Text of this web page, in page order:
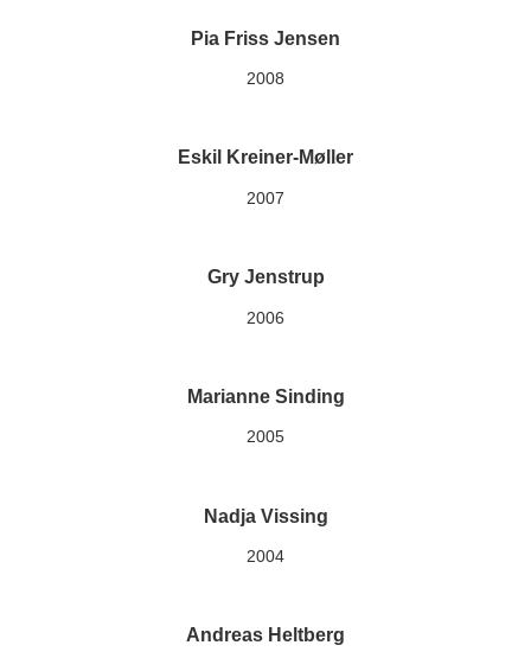
Pia Friss Jensen
2008
Eskil Kreiner-Møller
2007
Gry Jenstrup
2006
Marianne Sinding
2005
Nadja Vissing
2004
Andreas Heltberg